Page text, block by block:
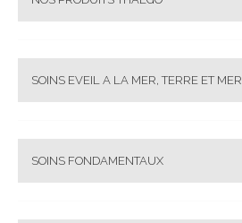
SOINS EVEIL A LA MER, TERRE ET MER
SOINS FONDAMENTAUX